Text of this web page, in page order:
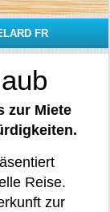
FR
zur Miete
Reise.
zur